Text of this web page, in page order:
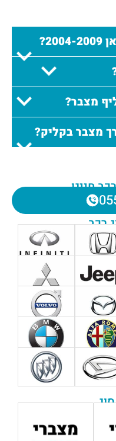
חייגו
רכב
מצבר?
מצבר בקליק?